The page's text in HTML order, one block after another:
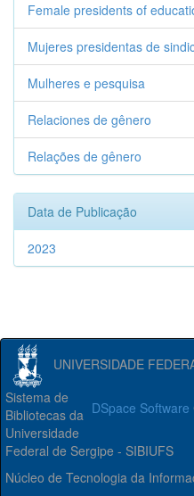
Female presidents of
Mujeres presidentas de
Mulheres e pesquisa
Relaciones de gênero
Relações de gênero
Data de Publicação
2023
UNIVERSIDADE
DSpace Software
Sistema de
Bibliotecas da
Universidade
Federal de Sergipe - SIBIUFS
Núcleo de Tecnologia da